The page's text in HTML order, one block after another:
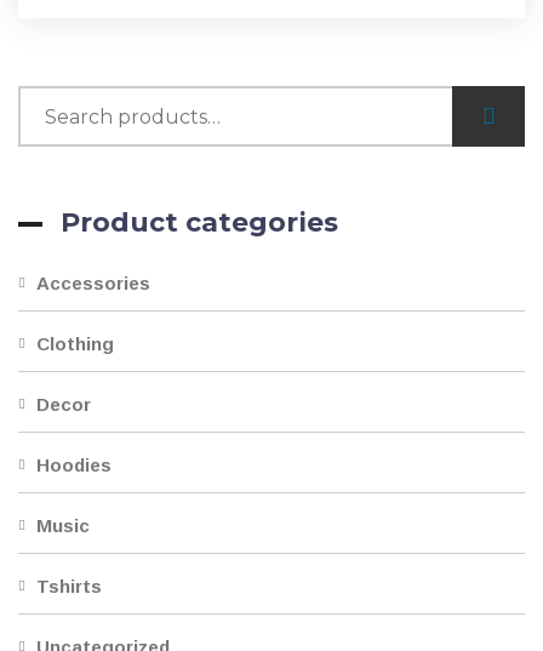
Product categories
Accessories
Clothing
Decor
Hoodies
Music
Tshirts